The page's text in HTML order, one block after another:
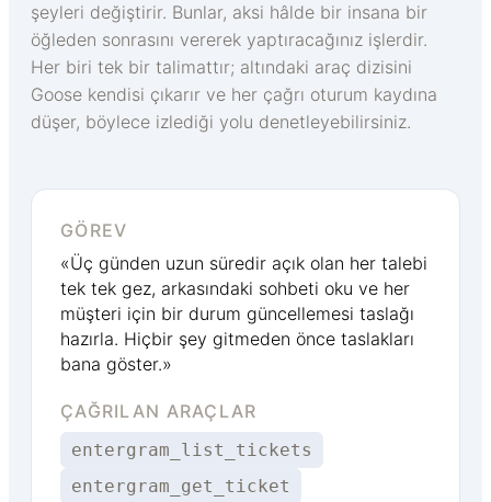
şeyleri değiştirir. Bunlar, aksi hâlde bir insana bir
öğleden sonrasını vererek yaptıracağınız işlerdir.
Her biri tek bir talimattır; altındaki araç dizisini
Goose kendisi çıkarır ve her çağrı oturum kaydına
düşer, böylece izlediği yolu denetleyebilirsiniz.
GÖREV
«Üç günden uzun süredir açık olan her talebi
tek tek gez, arkasındaki sohbeti oku ve her
müşteri için bir durum güncellemesi taslağı
hazırla. Hiçbir şey gitmeden önce taslakları
bana göster.»
ÇAĞRILAN ARAÇLAR
entergram_list_tickets
entergram_get_ticket